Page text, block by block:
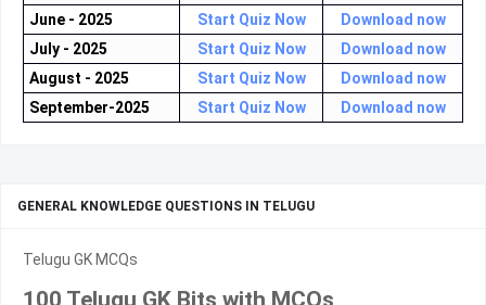
June - 2025
Start Quiz Now
Download now
July - 2025
Start Quiz Now
Download now
August - 2025
Start Quiz Now
Download now
September-2025
Start Quiz Now Download now
GENERAL KNOWLEDGE QUESTIONS IN TELUGU
Telugu GK MCQs
100 Telugu GK Bits with MCQs